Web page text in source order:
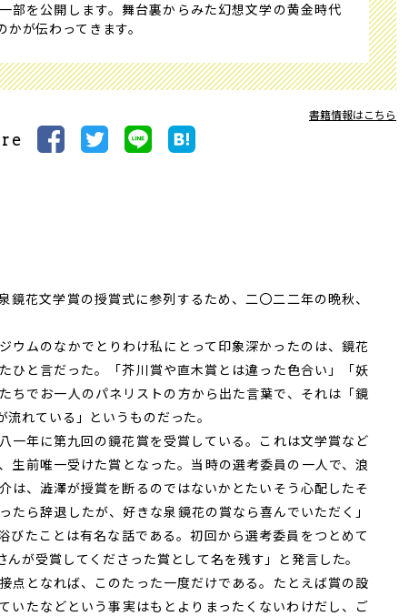
部を公開します。舞台裏からみた幻想文学の黄金時代
が伝わってきます。
書籍情報はこちら
花文学賞の授賞式に参列するため、二〇二二年の晩秋、
ウムのなかでとりわけ私にとって印象深かったのは、鏡花
ひと言だった。「芥川賞や直木賞とは違った色合い」「妖
ちでお一人のパネリストの方から出た言葉で、それは「鏡
れている」というものだった。
一年に第九回の鏡花賞を受賞している。これは文学賞など
生前唯一受けた賞となった。当時の選考委員の一人で、浪
は、澁澤が授賞を断るのではないかとたいそう心配したそ
たら辞退したが、好きな泉鏡花の賞なら喜んでいただく」
びたことは有名な話である。初回から選考委員をつとめて
が受賞してくださった賞として名を残す」と発言した。
点となれば、このたった一度だけである。たとえば賞の設
いたなどという事実はもとよりまったくないわけだし、ご